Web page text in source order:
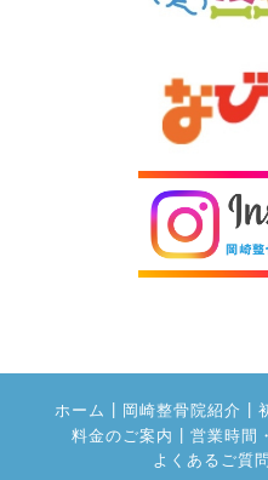
ホーム 岡崎整骨院紹介
料金のご案内
営業時間
よくあるご質問